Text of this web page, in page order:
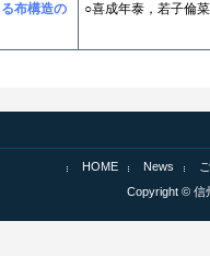
布構造の
○喜成年泰，若子倫
HOME News
Copyright © 信